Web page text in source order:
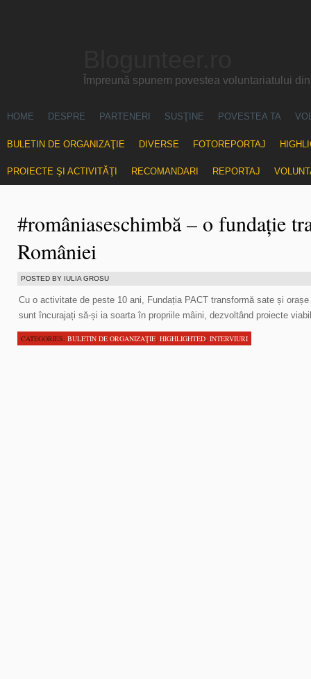
Împreună spunem povestea voluntariatului
HOME DESPRE PARTENERI SUSŢINE POVESTEA TA
BULETIN DE ORGANIZAŢIE DIVERSE FOTOREPORTAJ
PROIECTE ŞI ACTIVITĂŢI RECOMANDARI REPORTAJ
#româniaseschimbă – o fundație
României
POSTED BY IULIA GROSU
Cu o activitate de peste 10 ani, Fundația PACT transformă sate și
sunt încurajați să-și ia soarta în propriile mâini, dezvoltând proiecte
CATEGORIES: BULETIN DE ORGANIZAŢIE, HIGHLIGHTED, INTERVIURI